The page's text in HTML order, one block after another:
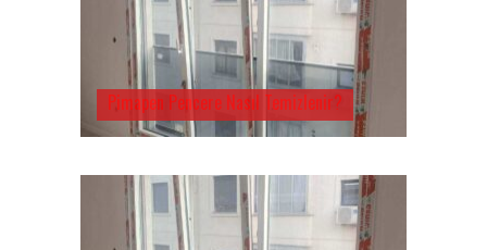
Pimapen Pencere Nasıl Temizlenir?